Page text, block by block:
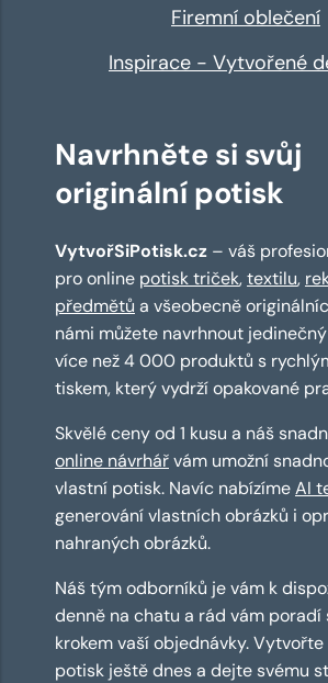
Firemní oblečení
Inspirace - Vytvořené
Navrhněte si svůj
originální potisk
VytvořSiPotisk.cz – váš
pro online potisk triček,textilu,
předmětů a všeobecně
námi můžete navrhnout
více než 4 000 produktů s
tiskem, který vydrží opakované
Skvělé ceny od 1 kusu a náš
online návrhářvám umožní
vlastní potisk. Navíc nabízímeAI
generování vlastních obrázků i
nahraných obrázků.
Náš tým odborníků je vám k
denně na chatu a rád vám poradí
krokem vaší objednávky.
potisk ještě dnes a dejte svému